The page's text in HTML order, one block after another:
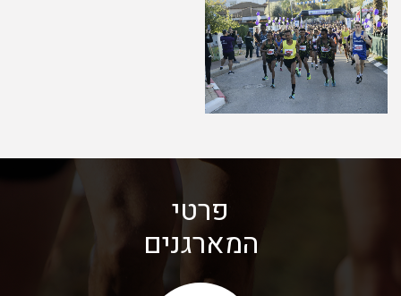
פרטי
המארגנים